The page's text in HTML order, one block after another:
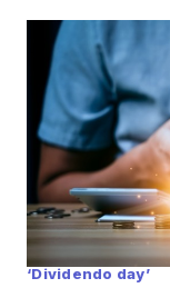
Lima Journal, o
defendeu que o
‘Dividendo day’